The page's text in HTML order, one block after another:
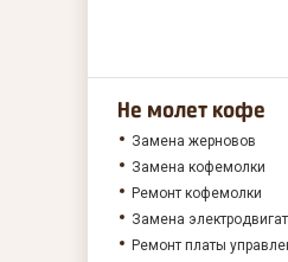
Не молет кофе
Замена жерновов
Замена кофемолки
Ремонт кофемолки
Замена
Ремонт платы